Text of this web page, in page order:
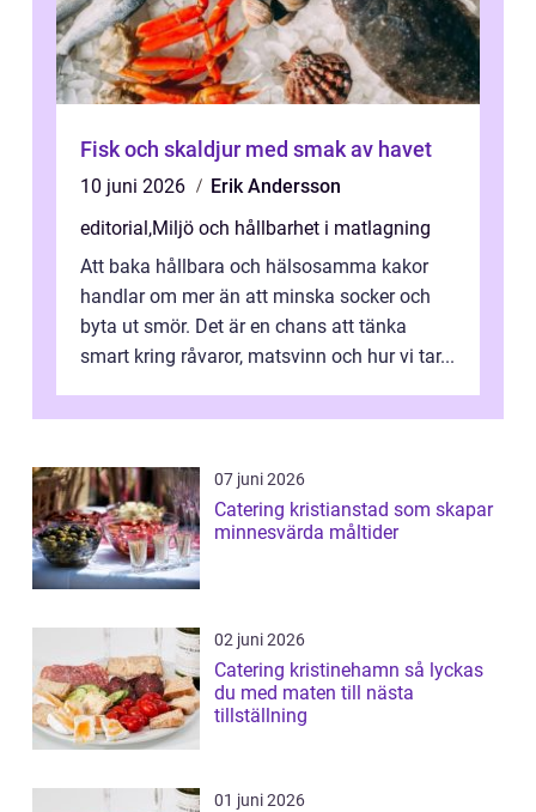
Fisk och skaldjur med smak av havet
10 juni 2026
Erik Andersson
editorial,Miljö och hållbarhet i matlagning
Att baka hållbara och hälsosamma kakor
handlar om mer än att minska socker och
byta ut smör. Det är en chans att tänka
smart kring råvaror, matsvinn och hur vi tar...
07 juni 2026
Catering kristianstad som skapar
minnesvärda måltider
02 juni 2026
Catering kristinehamn så lyckas
du med maten till nästa
tillställning
01 juni 2026